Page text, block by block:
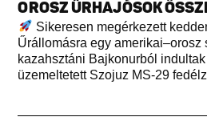
OROSZ ŰRHAJÓSOK
Sikeresen megérkezett
Űrállomásra egy amerikai–orosz
kazahsztáni Bajkonurból
üzemeltetett Szojuz MS-29